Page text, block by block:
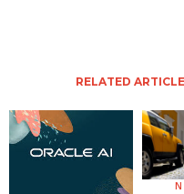
RELATED